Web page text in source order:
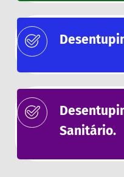
Sanitário.